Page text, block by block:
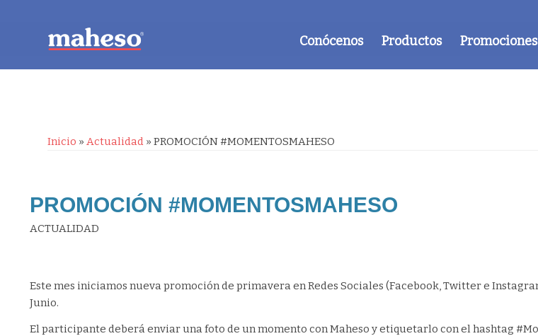
Conócenos Productos Promociones
Inicio » Actualidad » PROMOCIÓN #MOMENTOSMAHESO
PROMOCIÓN #MOMENTOSMAHESO
ACTUALIDAD
Este mes iniciamos nueva promoción de primavera en Redes Sociales (Facebook, Twitter e
Junio.
El participante deberá enviar una foto de un momento con Maheso y etiquetarlo con el hashtag